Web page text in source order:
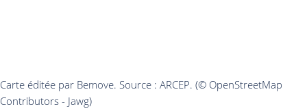
Carte éditée par Bemove. Source : ARCEP. (© OpenStreetMap
Contributors - Jawg)